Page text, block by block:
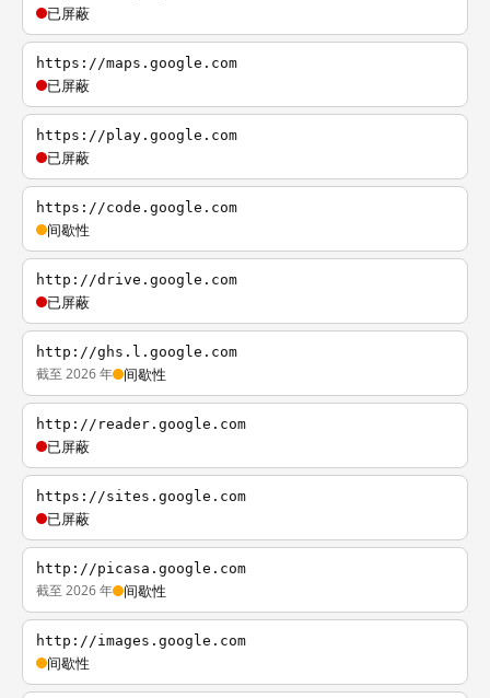
已屏蔽
https://maps.google.com
已屏蔽
https://play.google.com
已屏蔽
https://code.google.com
间歇性
http://drive.google.com
已屏蔽
http://ghs.l.google.com
截至 2026 年 间歇性
http://reader.google.com
已屏蔽
https://sites.google.com
已屏蔽
http://picasa.google.com
截至 2026 年 间歇性
http://images.google.com
间歇性